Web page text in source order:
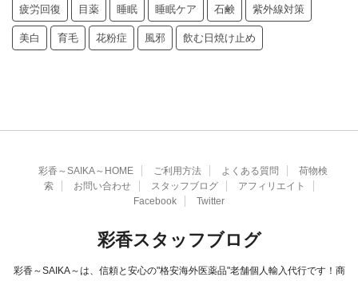
疲労回復 目薬 睡眠 睡眠ケア 石鹸 紫外線対策
美白 育毛 花粉症 風邪 飲む日焼け止め
彩香～SAIKA～HOME ご利用方法 よくある質問
荷物検
索
お問い合わせ スタッフブログ
アフィリエイト
Facebook
Twitter
彩香スタッフブログ
彩香～SAIKA～は、信頼と安心の"格安海外医薬品"老舗個人輸入代行です！商